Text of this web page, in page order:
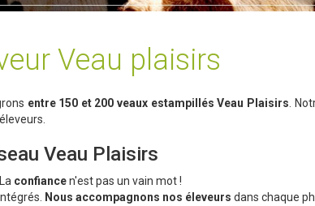
Veau plaisirs
entre 150 et 200 veaux estampillés Veau Plaisirs .
Veau Plaisirs
confiancen'est pas un vain mot !
Nous accompagnons nos éleveurs dans chaque